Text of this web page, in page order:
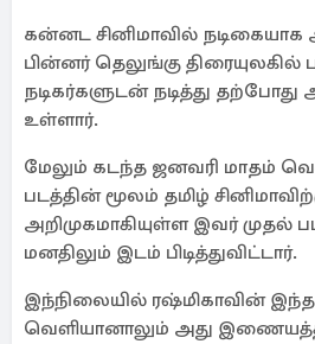
கன்னட சினிமாவில் நடிகையாக
பின்னர் தெலுங்கு
நடிகர்களுடன் நடித்து தற்போது
உள்ளார்.
மேலும் கடந்த ஜனவரி மாதம்
படத்தின் மூலம் தமிழ்
அறிமுகமாகியுள்ள இவர்
மனதிலும் இடம் பிடித்துவிட்டார்.
இந்நிலையில் ரஷ்மிகாவின்
வெளியானாலும் அது